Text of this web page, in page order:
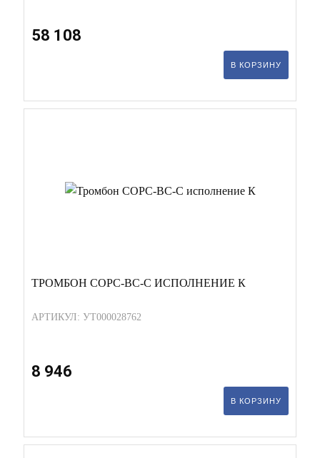
58 108
В КОРЗИНУ
ТРОМБОН СОРС-ВС-С ИСПОЛНЕНИЕ К
АРТИКУЛ: УТ000028762
8 946
В КОРЗИНУ